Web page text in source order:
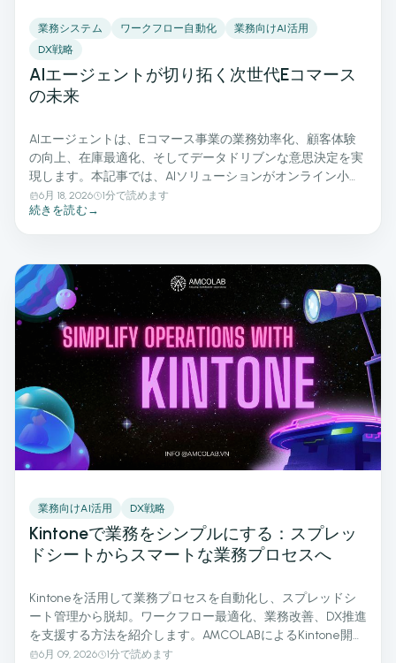
業務システム ワークフロー自動化
業務向けAI活用
DX戦略
AIエージェントが切り拓く次世代Eコマース
の未来
AIエージェントは、Eコマース事業の業務効率化、顧客体験
の向上、在庫最適化、そしてデータドリブンな意思決定を実
現します。本記事では、AIソリューションがオンライン小売
企業の成長を加速させ、競争力強化にどのように貢献してい
るのかを詳しく解説します。
6月 18, 2026 1分で読めます
続きを読む →
業務向けAI活用 DX戦略
Kintoneで業務をシンプルにする：スプレッ
ドシートからスマートな業務プロセスへ
Kintoneを活用して業務プロセスを自動化し、スプレッドシ
ート管理から脱却。ワークフロー最適化、業務改善、DX推進
を支援する方法を紹介します。AMCOLABによるKintone開
発・カスタマイズ支援。
6月 09, 2026 1分で読めます